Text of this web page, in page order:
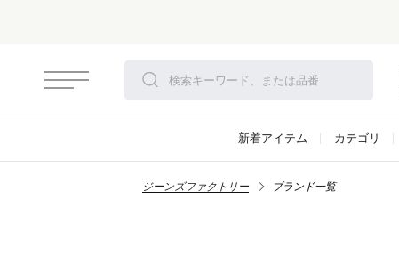
新着アイテム カテゴリ
ジーンズファクトリー ブランド一覧